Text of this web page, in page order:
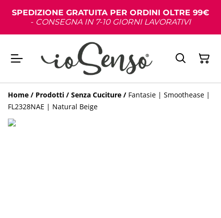
SPEDIZIONE GRATUITA PER ORDINI OLTRE 99€
- CONSEGNA IN 7-10 GIORNI LAVORATIVI
Home / Prodotti / Senza Cuciture / Fantasie | Smoothease |
FL2328NAE | Natural Beige